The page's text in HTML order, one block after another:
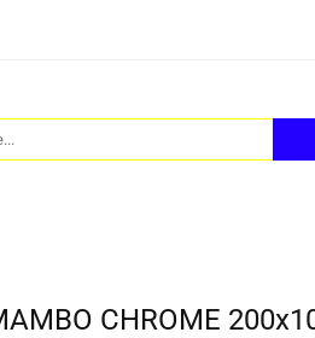
CHROME